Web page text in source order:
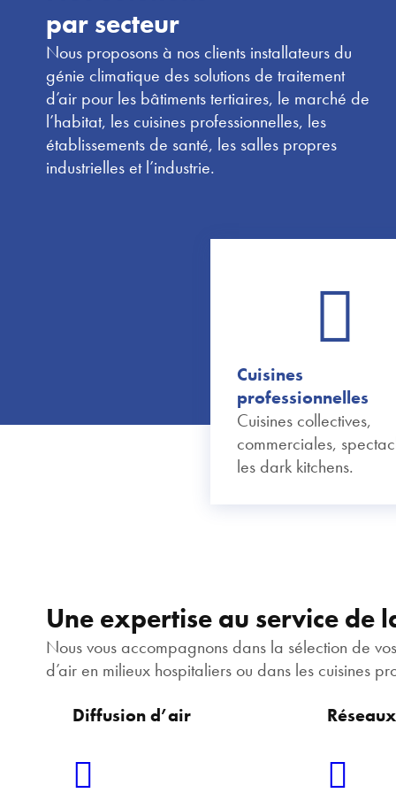
par secteur
Nous proposons à nos clients installateurs du
génie climatique des solutions de traitement
d’air pour les bâtiments tertiaires, le marché de
l’habitat, les cuisines professionnelles, les
établissements de santé, les salles propres
industrielles et l’industrie.
Cuisines
professionnelles
Cuisines collectives,
commerciales,
les dark kitchens.
Une expertise au service de
Nous vous accompagnons dans la sélection de
d’air en milieux hospitaliers ou dans les cuisines
Diffusion d’air